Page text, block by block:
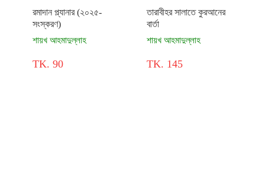
রমাদান প্ল্যানার (২০২৫-
সংস্করণ)
শায়খ আহমাদুল্লাহ
TK. 90
তারাবীহর সালাতে কুরআনের
বার্তা
শায়খ আহমাদুল্লাহ
TK. 145